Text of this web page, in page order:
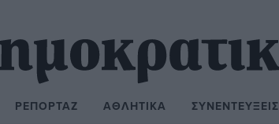
ΡΕΠΟΡΤΆΖ ΑΘΛΗΤΙΚΆ ΣΥΝΕΝΤΕΎΞΕΙΣ